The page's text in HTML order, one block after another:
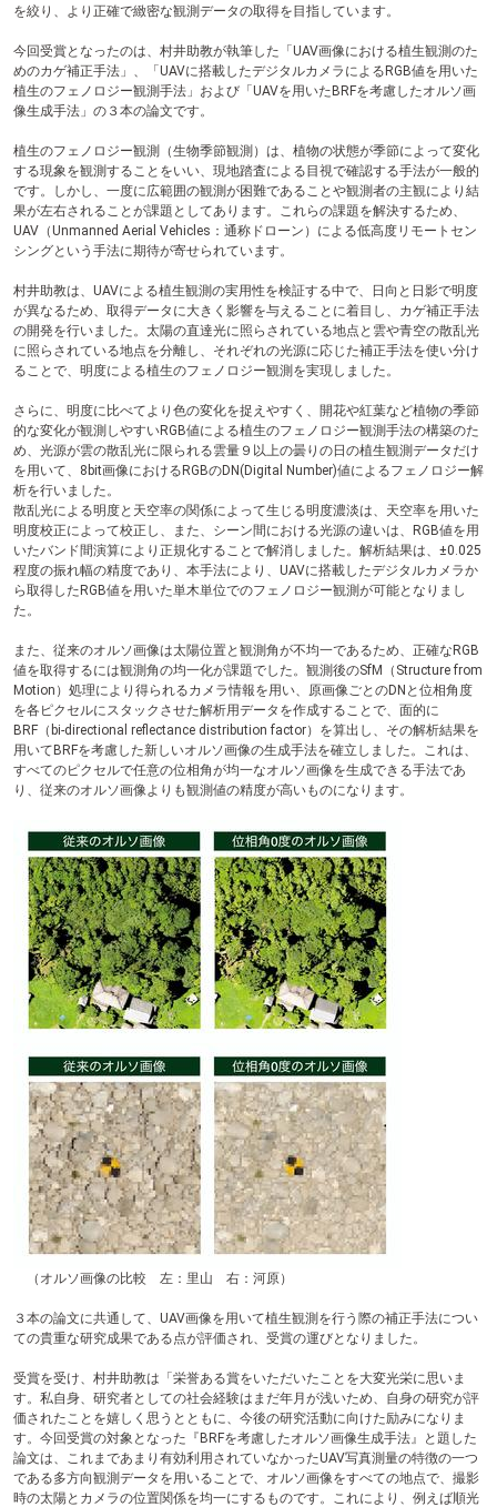
を絞り、より正確で緻密な観測データの取得を目指しています。
今回受賞となったのは、村井助教が執筆した「UAV画像における植生観測のた
めのカゲ補正手法」、「UAVに搭載したデジタルカメラによるRGB値を用いた
植生のフェノロジー観測手法」および「UAVを用いたBRFを考慮したオルソ画
像生成手法」の３本の論文です。
植生のフェノロジー観測（生物季節観測）は、植物の状態が季節によって変化
する現象を観測することをいい、現地踏査による目視で確認する手法が一般的
です。しかし、一度に広範囲の観測が困難であることや観測者の主観により結
果が左右されることが課題としてあります。これらの課題を解決するため、
UAV（Unmanned Aerial Vehicles：通称ドローン）による低高度リモートセン
シングという手法に期待が寄せられています。
村井助教は、UAVによる植生観測の実用性を検証する中で、日向と日影で明度
が異なるため、取得データに大きく影響を与えることに着目し、カゲ補正手法
の開発を行いました。太陽の直達光に照らされている地点と雲や青空の散乱光
に照らされている地点を分離し、それぞれの光源に応じた補正手法を使い分け
ることで、明度による植生のフェノロジー観測を実現しました。
さらに、明度に比べてより色の変化を捉えやすく、開花や紅葉など植物の季節
的な変化が観測しやすいRGB値による植生のフェノロジー観測手法の構築のた
め、光源が雲の散乱光に限られる雲量９以上の曇りの日の植生観測データだけ
を用いて、8bit画像におけるRGBのDN(Digital Number)値によるフェノロジー解
析を行いました。
散乱光による明度と天空率の関係によって生じる明度濃淡は、天空率を用いた
明度校正によって校正し、また、シーン間における光源の違いは、RGB値を用
いたバンド間演算により正規化することで解消しました。解析結果は、±0.025
程度の振れ幅の精度であり、本手法により、UAVに搭載したデジタルカメラか
ら取得したRGB値を用いた単木単位でのフェノロジー観測が可能となりまし
た。
また、従来のオルソ画像は太陽位置と観測角が不均一であるため、正確なRGB
値を取得するには観測角の均一化が課題でした。観測後のSfM（Structure from
Motion）処理により得られるカメラ情報を用い、原画像ごとのDNと位相角度
を各ピクセルにスタックさせた解析用データを作成することで、面的に
BRF（bi-directional reflectance distribution factor）を算出し、その解析結果を
用いてBRFを考慮した新しいオルソ画像の生成手法を確立しました。これは、
すべてのピクセルで任意の位相角が均一なオルソ画像を生成できる手法であ
り、従来のオルソ画像よりも観測値の精度が高いものになります。
（オルソ画像の比較 左：里山 右：河原）
３本の論文に共通して、UAV画像を用いて植生観測を行う際の補正手法につい
ての貴重な研究成果である点が評価され、受賞の運びとなりました。
受賞を受け、村井助教は「栄誉ある賞をいただいたことを大変光栄に思いま
す。私自身、研究者としての社会経験はまだ年月が浅いため、自身の研究が評
価されたことを嬉しく思うとともに、今後の研究活動に向けた励みになりま
す。今回受賞の対象となった『BRFを考慮したオルソ画像生成手法』と題した
論文は、これまであまり有効利用されていなかったUAV写真測量の特徴の一つ
である多方向観測データを用いることで、オルソ画像をすべての地点で、撮影
時の太陽とカメラの位置関係を均一にするものです。これにより、例えば順光